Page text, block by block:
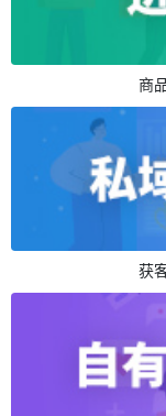
商
获